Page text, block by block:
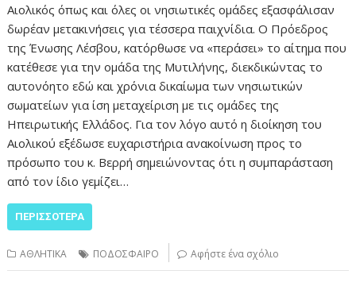
Αιολικός όπως και όλες οι νησιωτικές ομάδες εξασφάλισαν
δωρέαν μετακινήσεις για τέσσερα παιχνίδια. Ο Πρόεδρος
της Ένωσης Λέσβου, κατόρθωσε να «περάσει» το αίτημα που
κατέθεσε για την ομάδα της Μυτιλήνης, διεκδικώντας το
αυτονόητο εδώ και χρόνια δικαίωμα των νησιωτικών
σωματείων για ίση μεταχείριση με τις ομάδες της
Ηπειρωτικής Ελλάδος. Για τον λόγο αυτό η διοίκηση του
Αιολικού εξέδωσε ευχαριστήρια ανακοίνωση προς το
πρόσωπο του κ. Βερρή σημειώνοντας ότι η συμπαράσταση
από τον ίδιο γεμίζει…
ΠΕΡΙΣΣΌΤΕΡΑ
ΑΘΛΗΤΙΚΑ ΠΟΔΟΣΦΑΙΡΟ Αφήστε ένα σχόλιο